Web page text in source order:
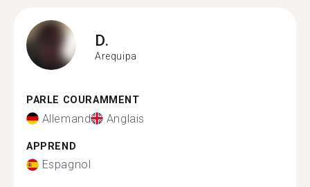
D.
Arequipa
PARLE COURAMMENT
Allemand Anglais
APPREND
Espagnol